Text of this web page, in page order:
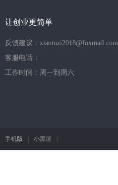
让创业更简单
反馈建议：xiaotuzi2018@foxmail.com
客服电话：
工作时间：周一到周六
手机版 | 小黑屋 |